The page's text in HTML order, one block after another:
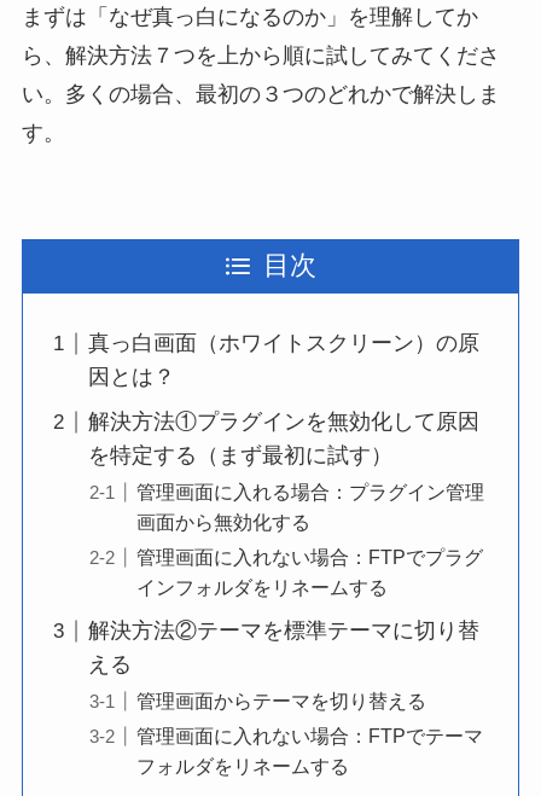
まずは「なぜ真っ白になるのか」を理解してか
ら、解決方法７つを上から順に試してみてくださ
い。多くの場合、最初の３つのどれかで解決しま
す。
目次
真っ白画面（ホワイトスクリーン）の原
因とは？
解決方法①プラグインを無効化して原因
を特定する（まず最初に試す）
管理画面に入れる場合：プラグイン管理
画面から無効化する
管理画面に入れない場合：FTPでプラグ
インフォルダをリネームする
解決方法②テーマを標準テーマに切り替
える
管理画面からテーマを切り替える
管理画面に入れない場合：FTPでテーマ
フォルダをリネームする